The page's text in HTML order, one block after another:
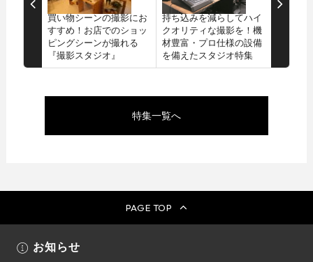
買い物シーンの撮影にお
すすめ！お店でのショッ
ピングシーンが撮れる
『撮影スタジオ』
持ち込みを減らしてハイ
クオリティな撮影を！機
材豊富・プロ仕様の設備
を備えたスタジオ特集
特集一覧へ
PAGE TOP
お知らせ